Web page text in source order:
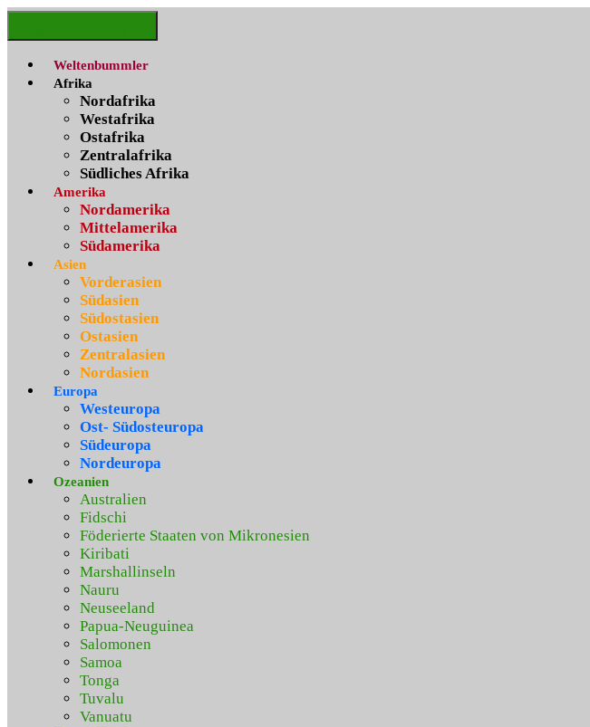
Zum
Weltenbummler
Weltenbummler
Afrika
Nordafrika
Westafrika
Ostafrika
Zentralafrika
Südliches Afrika
Amerika
Nordamerika
Mittelamerika
Südamerika
Asien
Vorderasien
Südasien
Südostasien
Ostasien
Zentralasien
Nordasien
Europa
Westeuropa
Ost- Südosteuropa
Südeuropa
Nordeuropa
Ozeanien
Australien
Fidschi
Föderierte Staaten von Mikronesien
Kiribati
Marshallinseln
Nauru
Neuseeland
Papua-Neuguinea
Salomonen
Samoa
Tonga
Tuvalu
Vanuatu